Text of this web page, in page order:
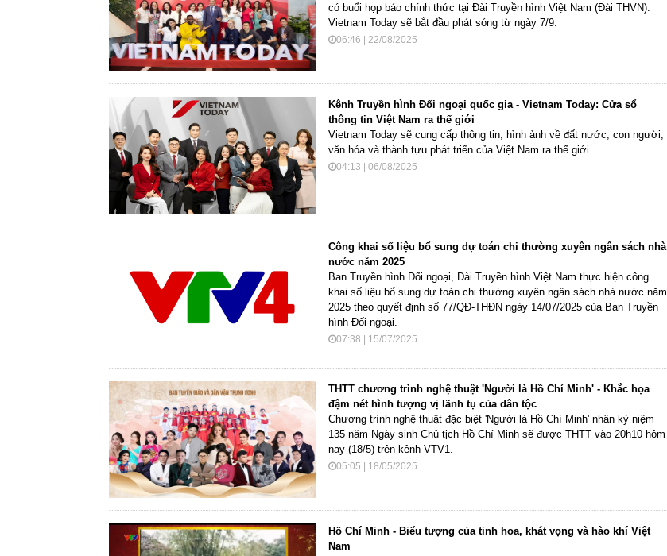
có buổi họp báo chính thức tại Đài Truyền hình Việt Nam (Đài THVN).
Vietnam Today sẽ bắt đầu phát sóng từ ngày 7/9.
06:46 | 22/08/2025
Kênh Truyền hình Đối ngoại quốc gia - Vietnam Today: Cửa sổ
thông tin Việt Nam ra thế giới
Vietnam Today sẽ cung cấp thông tin, hình ảnh về đất nước, con người,
văn hóa và thành tựu phát triển của Việt Nam ra thế giới.
04:13 | 06/08/2025
Công khai số liệu bổ sung dự toán chi thường xuyên ngân sách nhà
nước năm 2025
Ban Truyền hình Đối ngoại, Đài Truyền hình Việt Nam thực hiện công
khai số liệu bổ sung dự toán chi thường xuyên ngân sách nhà nước năm
2025 theo quyết định số 77/QĐ-THĐN ngày 14/07/2025 của Ban Truyền
hình Đối ngoại.
07:38 | 15/07/2025
THTT chương trình nghệ thuật 'Người là Hồ Chí Minh' - Khắc họa
đậm nét hình tượng vị lãnh tụ của dân tộc
Chương trình nghệ thuật đặc biệt 'Người là Hồ Chí Minh' nhân kỷ niệm
135 năm Ngày sinh Chủ tịch Hồ Chí Minh sẽ được THTT vào 20h10 hôm
nay (18/5) trên kênh VTV1.
05:05 | 18/05/2025
Hồ Chí Minh - Biểu tượng của tinh hoa, khát vọng và hào khí Việt
Nam